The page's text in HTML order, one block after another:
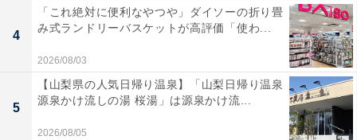
4
「これ絶対に便利なやつや」ダイソーの折り畳
み式ランドリーバスケットが高評価「使わ...
2026/08/03
5
【山梨県の人気日帰り温泉】「山梨日帰り温泉
源泉かけ流しの湯 桜湯」は源泉かけ流...
2026/08/05